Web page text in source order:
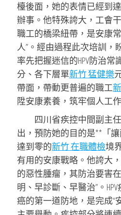
檯後面，她的表情已經到
辦事。他特殊誇大，工會
職工的橋梁紐帶，是安康
人” 。經由過程此次培訓，
率先把握迷信的HPV防治
分、各下層單新竹 猛健樂
帶面，帶動更普遍的職工
陞安康素養，筑牢個人工
四川省疾控中間副主任
出，預防她的目的是**「
達到零的新竹 在職體檢境
有用的安康戰略。他誇大
的惡性腫瘤，其防治要害
明、早診斷、早醫治”。
癌的第一道防地，是完成“